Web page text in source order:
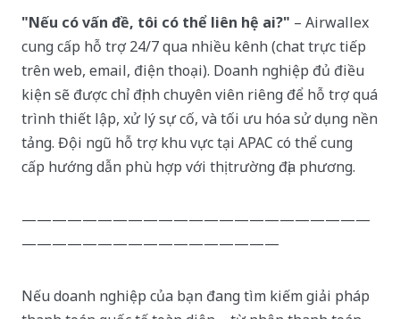
"Nếu có vấn đề, tôi có thể liên hệ ai?" – Airwallex
cung cấp hỗ trợ 24/7 qua nhiều kênh (chat trực tiếp
trên web, email, điện thoại). Doanh nghiệp đủ điều
kiện sẽ được chỉ định chuyên viên riêng để hỗ trợ quá
trình thiết lập, xử lý sự cố, và tối ưu hóa sử dụng nền
tảng. Đội ngũ hỗ trợ khu vực tại APAC có thể cung
cấp hướng dẫn phù hợp với thị trường địa phương.
———————————————————————
—————————————————
Nếu doanh nghiệp của bạn đang tìm kiếm giải pháp